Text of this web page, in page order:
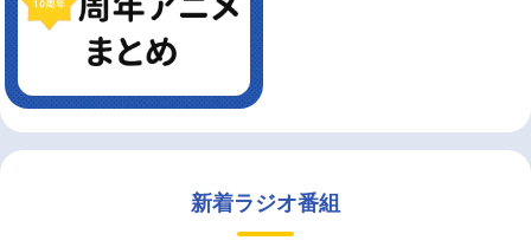
新着ラジオ番組